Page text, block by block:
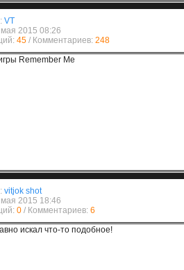
VT
2015 08:26
45/ Комментариев: 248
Remember Me
vitjok shot
2015 18:46
0/ Комментариев: 6
искал что-то подобное!